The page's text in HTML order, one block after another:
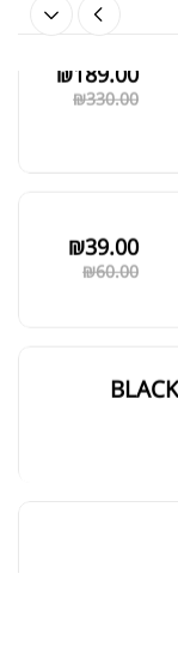
₪330.00
₪189.00
₪60.00
₪39.00